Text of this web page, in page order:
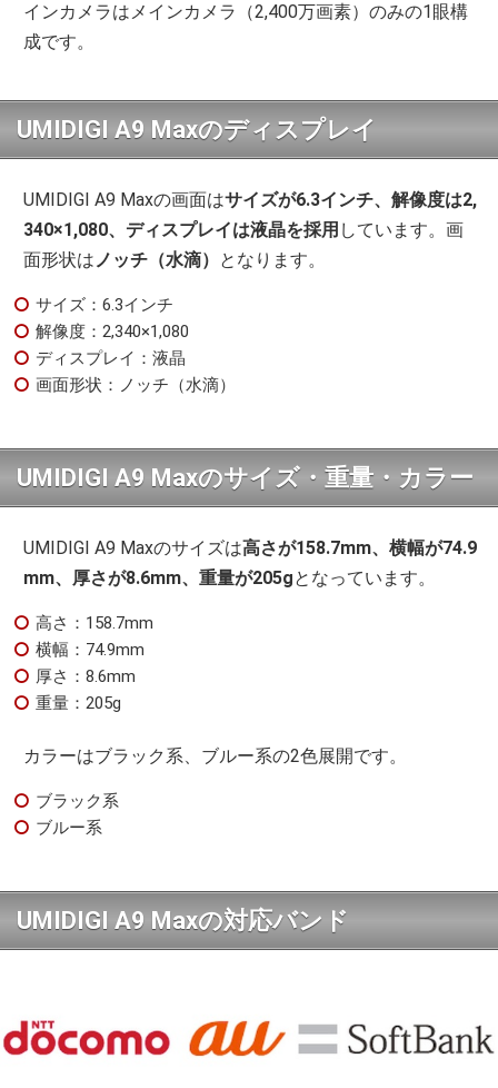
インカメラはメインカメラ（2,400万画素）のみの1眼構
成です。
UMIDIGI A9 Maxのディスプレイ
UMIDIGI A9 Maxの画面はサイズが6.3インチ、解像度は2,
340×1,080、ディスプレイは液晶を採用 しています。画
面形状はノッチ（水滴） となります。
サイズ：6.3インチ
解像度：2,340×1,080
ディスプレイ：液晶
画面形状：ノッチ（水滴）
UMIDIGI A9 Maxのサイズ・重量・カラー
UMIDIGI A9 Maxのサイズは高さが158.7mm、横幅が74.9
mm、厚さが8.6mm、重量が205gとなっています。
高さ：158.7mm
横幅：74.9mm
厚さ：8.6mm
重量：205g
カラーはブラック系、ブルー系の2色展開です。
ブラック系
ブルー系
UMIDIGI A9 Maxの対応バンド